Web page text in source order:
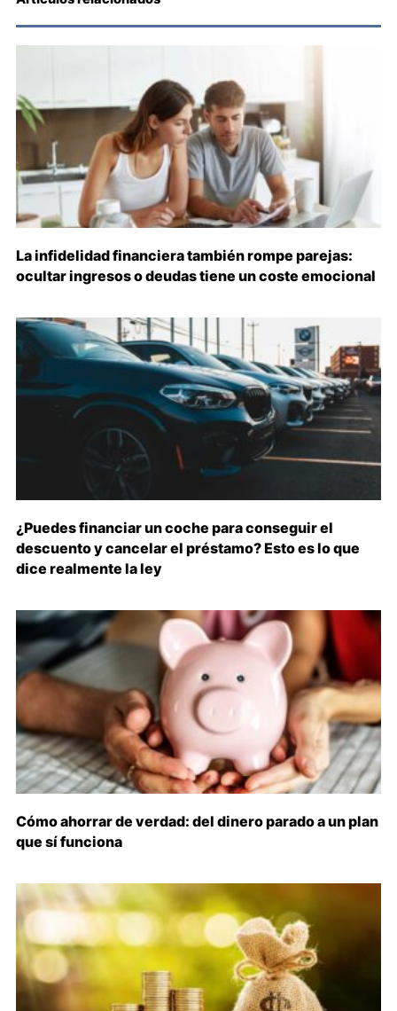
La infidelidad financiera también rompe parejas:
ocultar ingresos o deudas tiene un coste emocional
¿Puedes financiar un coche para conseguir el
descuento y cancelar el préstamo? Esto es lo que
dice realmente la ley
Cómo ahorrar de verdad: del dinero parado a un plan
que sí funciona